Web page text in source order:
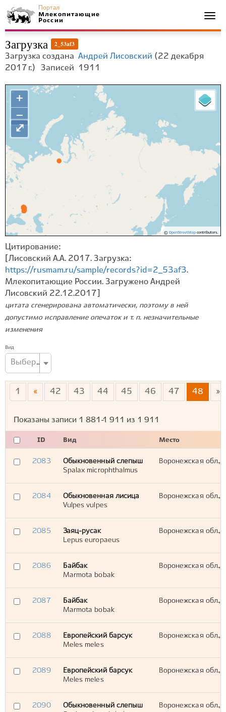
Портал
Млекопитающие
России
Загрузка 2_53af3
Загрузка создана Андрей Лисовский (22 декабря
2017 г.) Записей 1911
+
−
© OpenStreetMapcontributors.
⤢
Цитирование:
[Лисовский А.А. 2017. Загрузка:
https://rusmam.ru/sample/records?id=2_53af3.
Млекопитающие России. Загружено Андрей
Лисовский 22.12.2017]
цитата сгенерирована автоматически, поэтому в ней
допустимо исправление опечаток и т. п. незначительные
изменения
Вид
Выберите вид...
1 « 42 43 44 45 46 47 48 »
Показаны записи 1 881-1 911 из 1 911
ID Вид Место
2083
Обыкновенный слепыш
Spalax microphthalmus
Воронежская обл.,
2084
Обыкновенная лисица
Vulpes vulpes
Воронежская обл.,
2085
Заяц-русак
Lepus europaeus
Воронежская обл.,
2086
Байбак
Marmota bobak
Воронежская обл.,
2087
Байбак
Marmota bobak
Воронежская обл.,
2088
Европейский барсук
Meles meles
Воронежская обл.,
2089
Европейский барсук
Meles meles
Воронежская обл.,
2090
Обыкновенный слепыш
Воронежская обл.,